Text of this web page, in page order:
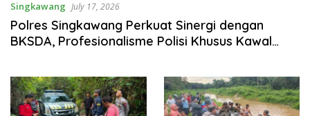
Singkawang July 17, 2026
Polres Singkawang Perkuat Sinergi dengan
BKSDA, Profesionalisme Polisi Khusus Kawal